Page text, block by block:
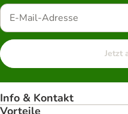
Jetzt
Info & Kontakt
Vorteile